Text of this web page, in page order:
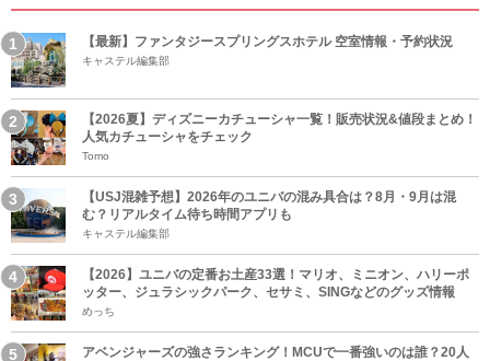
【最新】ファンタジースプリングスホテル 空室情報・予約状況
キャステル編集部
【2026夏】ディズニーカチューシャ一覧！販売状況&値段まとめ！
人気カチューシャをチェック
Tomo
【USJ混雑予想】2026年のユニバの混み具合は？8月・9月は混
む？リアルタイム待ち時間アプリも
キャステル編集部
【2026】ユニバの定番お土産33選！マリオ、ミニオン、ハリーポ
ッター、ジュラシックパーク、セサミ、SINGなどのグッズ情報
めっち
アベンジャーズの強さランキング！MCUで一番強いのは誰？20人